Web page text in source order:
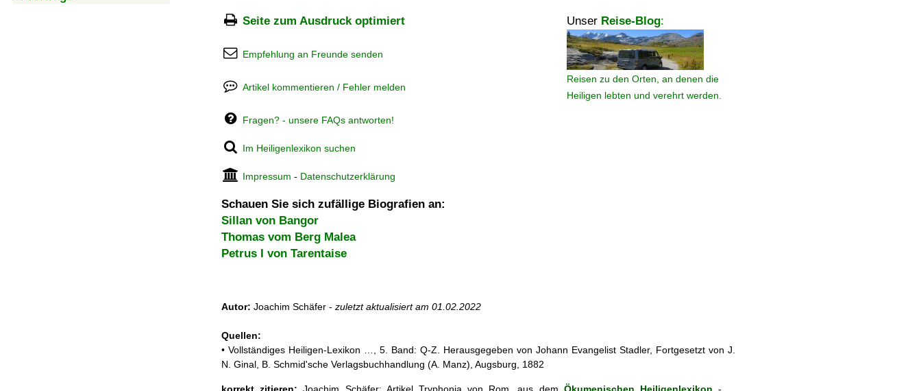
Seite zum Ausdruck optimiert Unser Reise-Blog:
Reisen zu den Orten, an denen die
Heiligen lebten und verehrt werden.
Empfehlung an Freunde senden
Artikel kommentieren / Fehler melden
Fragen? - unsere FAQs antworten!
Im Heiligenlexikon suchen
Impressum - Datenschutzerklärung
Schauen Sie sich zufällige Biografien an:
Sillan von Bangor
Thomas vom Berg Malea
Petrus I von Tarentaise
Autor: Joachim Schäfer - zuletzt aktualisiert am 01.02.2022
Quellen:
• Vollständiges Heiligen-Lexikon …, 5. Band: Q-Z. Herausgegeben von Johann Evangelist Stadler, Fortgesetzt von J.
N. Ginal, B. Schmid'sche Verlagsbuchhandlung (A. Manz), Augsburg, 1882